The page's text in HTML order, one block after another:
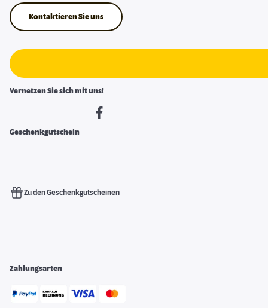
Kontaktieren Sie uns
Vernetzen Sie sich mit uns!
Geschenkgutschein
Zu den Geschenkgutscheinen
Zahlungsarten